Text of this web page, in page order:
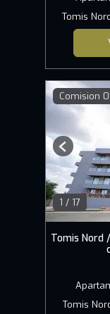
Tomis
Comision
1 / 17
Previous
Tomis
Tomis